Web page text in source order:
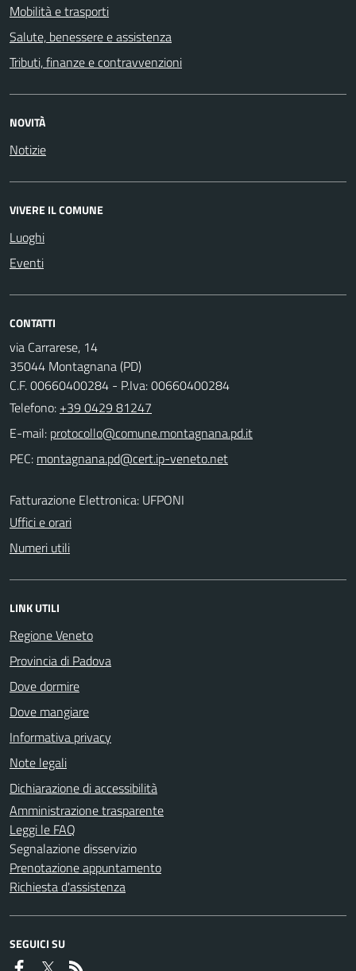
Mobilità e trasporti
Salute, benessere e assistenza
Tributi, finanze e contravvenzioni
NOVITÀ
Notizie
VIVERE IL COMUNE
Luoghi
Eventi
CONTATTI
via Carrarese, 14
35044 Montagnana (PD)
C.F. 00660400284 - P.Iva: 00660400284
Telefono: +39 0429 81247
E-mail:
PEC:
Fatturazione Elettronica: UFPONI
Uffici e orari
Numeri utili
LINK UTILI
Regione Veneto
Provincia di Padova
Dove dormire
Dove mangiare
Informativa privacy
Note legali
Dichiarazione di accessibilità
Amministrazione trasparente
Leggi le FAQ
Segnalazione disservizio
Prenotazione appuntamento
Richiesta d'assistenza
SEGUICI SU